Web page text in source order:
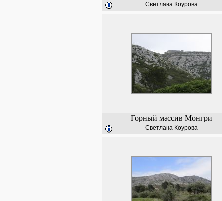
Светлана Коурова
Горный массив Монгри
Светлана Коурова